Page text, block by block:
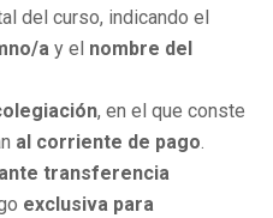
del curso, indicando el
a y el nombre del
, en el que conste
al corriente de pago.
transferencia
exclusiva para